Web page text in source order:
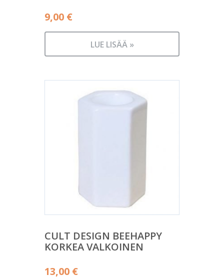
9,00 €
LUE LISÄÄ »
CULT DESIGN BEEHAPPY
KORKEA VALKOINEN
13,00 €